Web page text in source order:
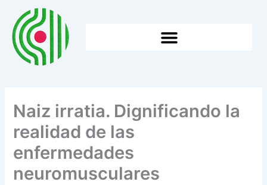
contenido
Naiz irratia. Dignificando la
realidad de las
enfermedades
neuromusculares